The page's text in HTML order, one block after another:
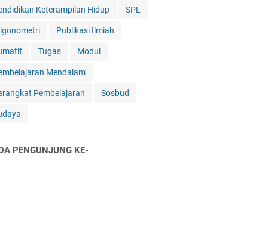
Keterampilan Hidup SPL
Publikasi Ilmiah
Tugas Modul
Mendalam
Pembelajaran Sosbud
PENGUNJUNG KE-